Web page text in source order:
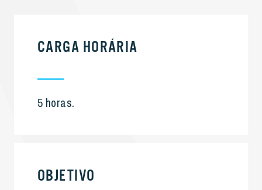
CARGA HORÁRIA
5 horas.
OBJETIVO